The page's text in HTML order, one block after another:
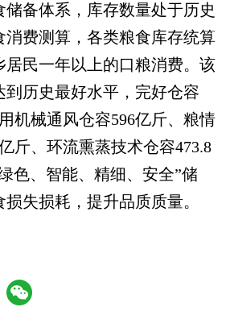
储备体系，库存数量处于历史
消费测算，各类粮食库存统算
居民一年以上的口粮消费。该
到历史最好水平，完好仓容
机械通风仓容596亿斤、粮情
斤、环流熏蒸技术仓容473.8
色、智能、精细、安全”储
失损耗，提升品质质量。